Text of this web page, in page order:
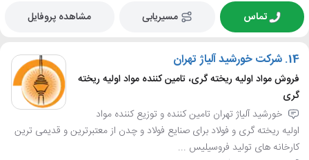
تماس مسیریابی مشاهده پروفایل
14. شرکت خورشید آلیاژ تهران
فروش مواد اولیه ریخته گری، تامین کننده مواد اولیه ریخته
گری
خورشید آلیاژ تهران تامین کننده و توزیع کننده مواد
اولیه ریخته گری و فولاد برای صنایع فولاد و چدن از معتبرترین و قدیمی ترین
کارخانه های تولید فروسیلیس ...